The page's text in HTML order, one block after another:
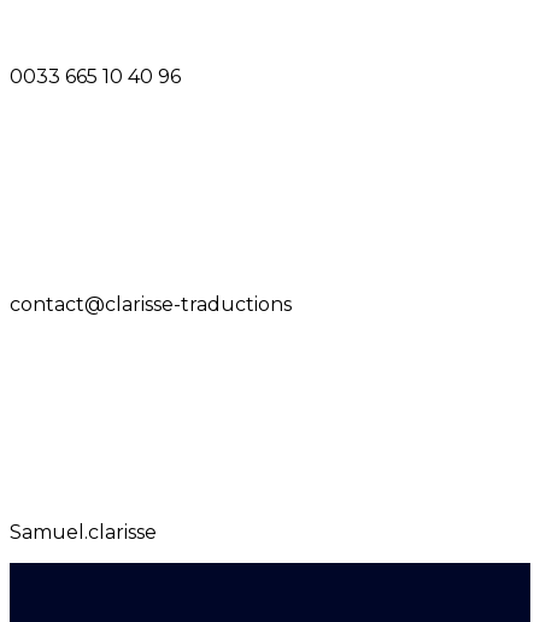
0033 665 10 40 96
contact@clarisse-traductions
Samuel.clarisse